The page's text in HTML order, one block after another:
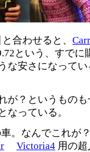
合わせると、
という、すで
な安さになって
が？というもの
なっている。
。なんでこれが
Victoria4 用の